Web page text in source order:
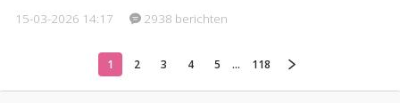
Relaties Werk & Studie Geld & Recht
Overig
15-03-2026 14:17 2938 berichten
1 2 3 4 5 ... 118